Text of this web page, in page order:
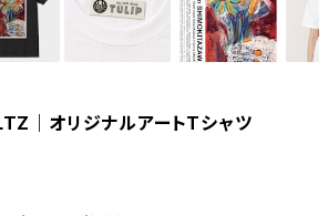
｜オリジナルアートTシャツ